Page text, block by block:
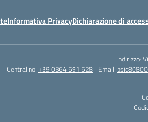
Informativa PrivacyDichiarazione di
Indirizzo:
Centralino:+39 0364 591 528 Email: